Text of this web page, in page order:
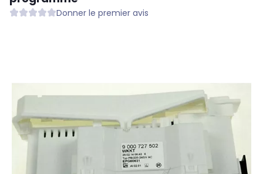
Donner le premier avis